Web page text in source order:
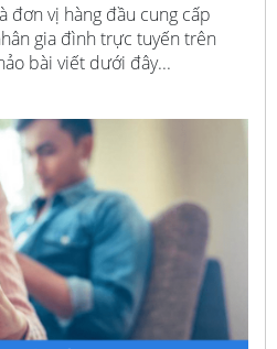
đơn vị hàng đầu cung cấp
gia đình trực tuyến trên
bài viết dưới đây...